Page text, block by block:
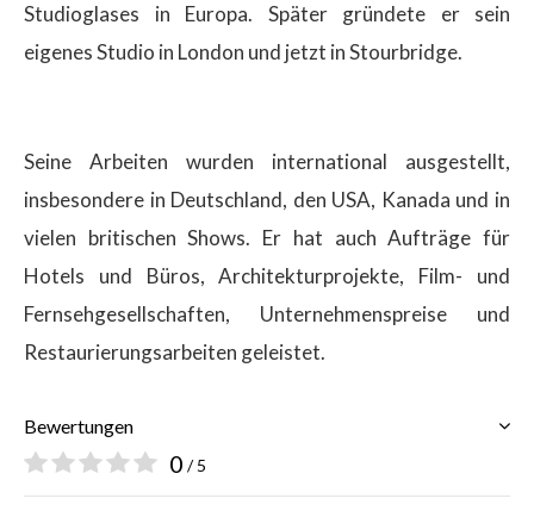
Studioglases in Europa. Später gründete er sein
eigenes Studio in London und jetzt in Stourbridge.
Seine Arbeiten wurden international ausgestellt,
insbesondere in Deutschland, den USA, Kanada und in
vielen britischen Shows. Er hat auch Aufträge für
Hotels und Büros, Architekturprojekte, Film- und
Fernsehgesellschaften, Unternehmenspreise und
Restaurierungsarbeiten geleistet.
Bewertungen
0 / 5